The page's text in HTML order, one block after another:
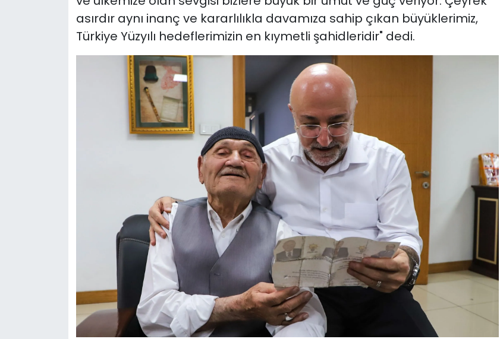
asırdır aynı inanç ve kararlılıkla davamıza sahip çıkan büyüklerimiz,
Türkiye Yüzyılı hedeflerimizin en kıymetli şahidleridir" dedi.